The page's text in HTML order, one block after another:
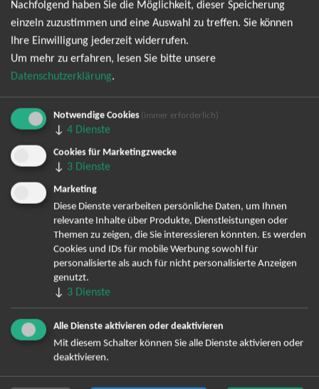
Ich möchte den regelmäßig erscheinenden Newsletter
abonnieren und bin daher mit einer Speicherung meiner E-
Mail-Adresse zum Zweck der Zustellung des Newsletters
entsprechend derDatenschutzerklärung
Newsletter kann ich jederzeit wieder abbestellen.
Bereits angemeldet? Hier können Sie sich abmelden ...
TOP-Events
André Rieu Tickets
David Garrett Tickets
Nachfolgend haben Sie die Möglichkeit, dieser Speicherung
einzeln zuzustimmen und eine Auswahl zu treffen. Sie können
Ihre Einwilligung jederzeit widerrufen.
Um mehr zu erfahren, lesen Sie bitte unsere
Datenschutzerklärung.
Notwendige Cookies (immer erforderlich)
↓ 4 Dienste
Cookies für Marketingzwecke
↓ 3 Dienste
Marketing
Diese Dienste verarbeiten persönliche Daten, um Ihnen
relevante Inhalte über Produkte, Dienstleistungen oder
Themen zu zeigen, die Sie interessieren könnten. Es werden
Cookies und IDs für mobile Werbung sowohl für
personalisierte als auch für nicht personalisierte Anzeigen
genutzt.
↓ 3 Dienste
Alle Dienste aktivieren oder deaktivieren
Mit diesem Schalter können Sie alle Dienste aktivieren oder
deaktivieren.